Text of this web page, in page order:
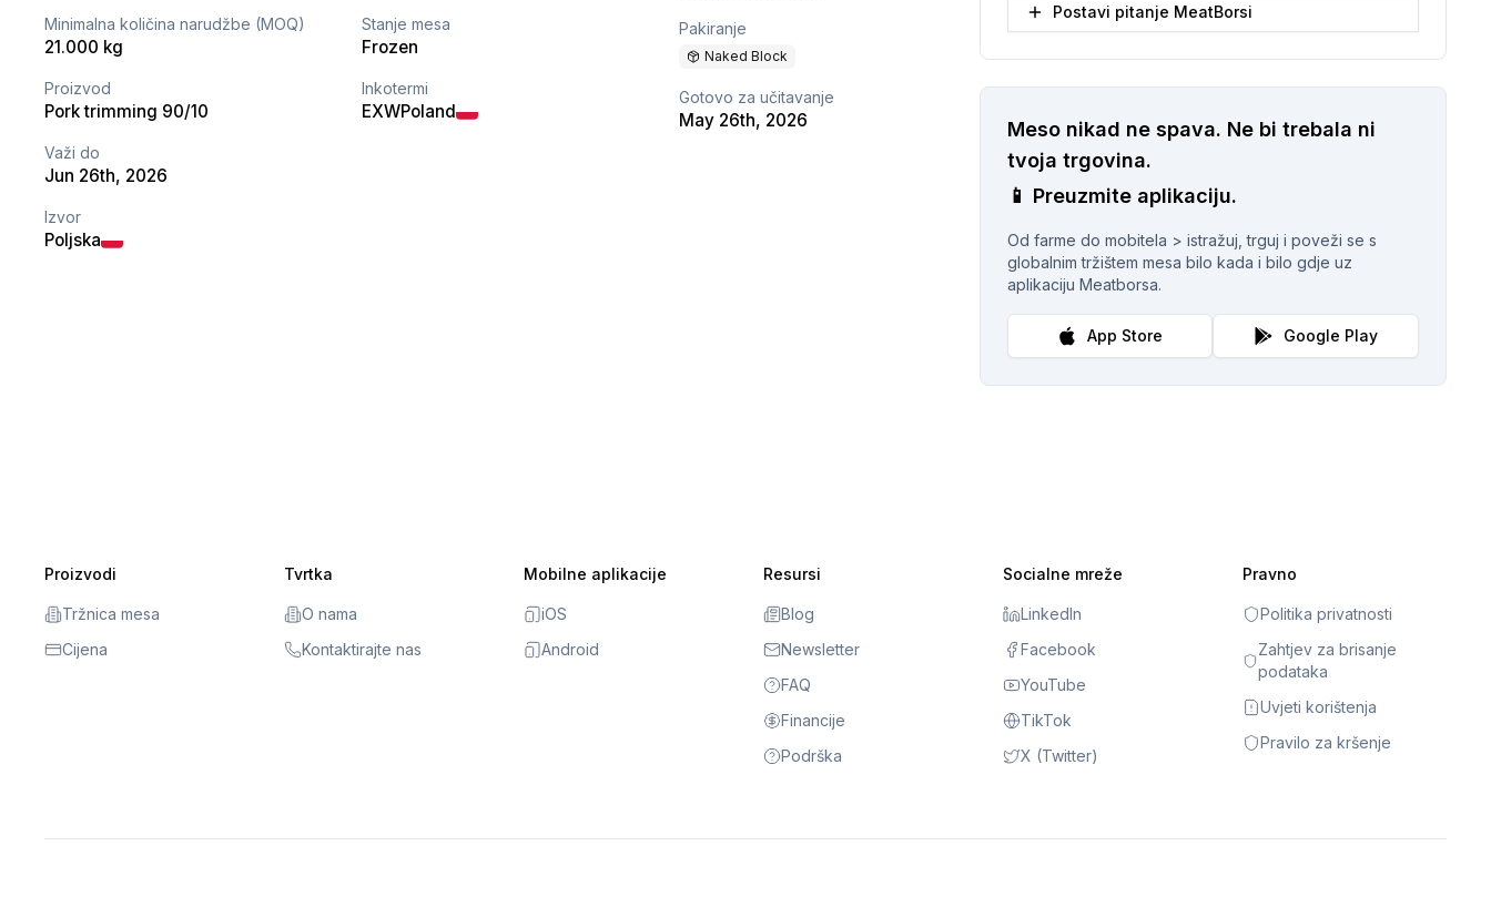
Minimalna količina narudžbe (MOQ)
21.000 kg
Proizvod
Pork trimming 90/10
Važi do
Jun 26th, 2026
Izvor
Poljska
Stanje mesa
Frozen
Inkotermi
EXWPoland
Pakiranje
Naked Block
Gotovo za učitavanje
May 26th, 2026
Postavi pitanje MeatBorsi
Meso nikad ne spava. Ne bi trebala ni
tvoja trgovina.
📱 Preuzmite aplikaciju.
Od farme do mobitela > istražuj, trguj i poveži se s
globalnim tržištem mesa bilo kada i bilo gdje uz
aplikaciju Meatborsa.
App Store Google Play
Proizvodi
Tržnica mesa
Cijena
Tvrtka
O nama
Kontaktirajte nas
Mobilne aplikacije
iOS
Android
Resursi
Blog
Newsletter
FAQ
Financije
Podrška
Socialne mreže
LinkedIn
Facebook
YouTube
TikTok
X (Twitter)
Pravno
Politika privatnosti
Zahtjev za brisanje
podataka
Uvjeti korištenja
Pravilo za kršenje